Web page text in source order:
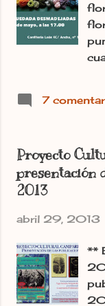
7
Proyecto
presentación
2013
abril 29, 2013
**